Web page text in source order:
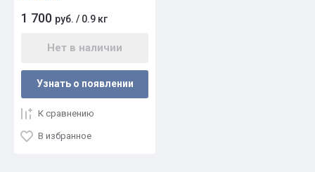
1 700 руб. / 0.9 кг
Нет в наличии
Узнать о появлении
К сравнению
В избранное